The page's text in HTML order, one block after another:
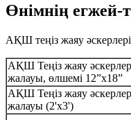
Өнімнің егжей-
АҚШ теңіз жаяу
АҚШ Теңіз жаяу
жалауы, өлшемі 12”x18”
АҚШ Теңіз жаяу
жалауы (2'x3')